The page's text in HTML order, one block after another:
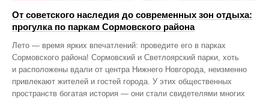
От советского наследия до современных зон отдыха:
прогулка по паркам Сормовского района
Лето — время ярких впечатлений: проведите его в парках
Сормовского района! Сормовский и Светлоярский парки, хоть
и расположены вдали от центра Нижнего Новгорода, неизменно
привлекают жителей и гостей города. У этих общественных
пространств богатая история — они стали свидетелями многих